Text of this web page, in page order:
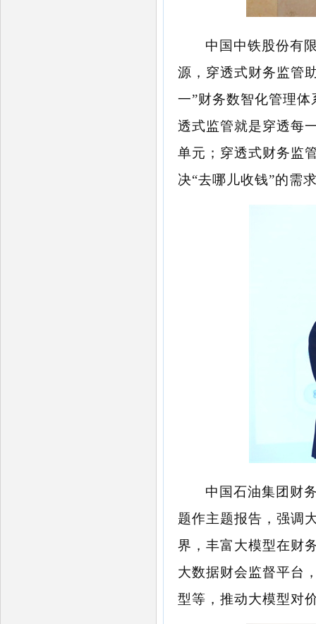
中国中铁股份有
源，穿透式财务监管
一”财务数智化管理
透式监管就是穿透每
单元；穿透式财务监
决“去哪儿收钱”的需
中国石油集团财
题作主题报告，强调
界，丰富大模型在财
大数据财会监督平台
型等，推动大模型对